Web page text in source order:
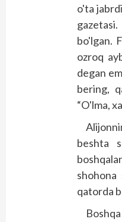
o'ta
bo'lgan.
ozroq
degan
bering,
“O'lma,
beshta
qatorda